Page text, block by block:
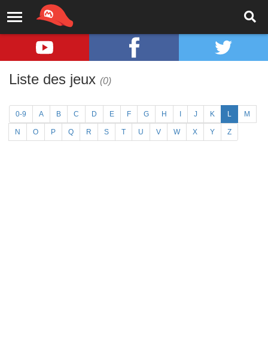
Liste des jeux (0)
0-9 A B C D E F G H J K L M
N O P Q R S T U V W X Y Z